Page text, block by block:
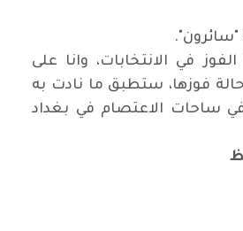
"سائرون".
في الانتخابات، وانا على
فوزها، ستطبق ما نادت به
ساحات الاعتصام في بغداد